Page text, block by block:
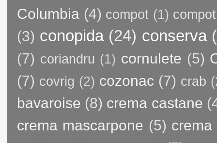
Columbia (4) compot (1)
(3) conopida (24) conserva
(7) coriandru (1) cornulete (5)
(7) covrig (2) cozonac (7) crab
bavaroise (8) crema castane
crema mascarpone (5) crema